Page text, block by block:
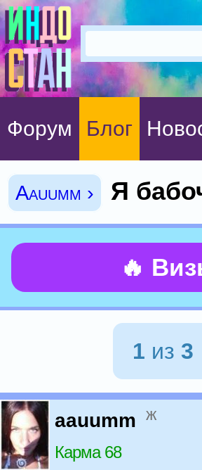
Форум Блог
Aauumm › Я
🔥
1 из 3
aauumm ж
Карма 68